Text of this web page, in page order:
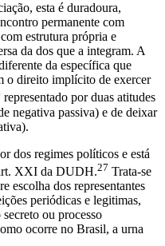
esta é duradoura,
permanente com
estrutura própria e
da dos que a integram. A
da específica que
o direito implícito de exercer
representado por duas atitudes
negativa passiva) e de deixar
dos regimes políticos e está
XXI da DUDH.27 Trata-se
escolha dos representantes
periódicas e legitimas,
ou processo
ocorre no Brasil, a urna